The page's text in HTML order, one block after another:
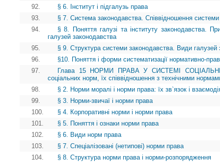
92.
§ 6. Інститут і підгалузь права
93.
§ 7. Система законодавства. Співвідношення
94.
§ 8. Поняття галузі та інституту законодавства.
галузей законодавства
95.
§ 9. Структура системи законодавства. Види галузей
96.
§10. Поняття і форми систематизації нормативно-
97.
Глава 15 НОРМИ ПРАВА У СИСТЕМІ
соціальних норм, їх співвідношення з технічними
98.
§ 2. Норми моралі і норми права: їх зв`язок і
99.
§ 3. Норми-звичаї і норми права
100.
§ 4. Корпоративні норми і норми права
101.
§ 5. Поняття і ознаки норми права
102.
§ 6. Види норм права
103.
§ 7. Спеціалізовані (нетипові) норми права
104.
§ 8. Структура норми права і норми-розпорядження